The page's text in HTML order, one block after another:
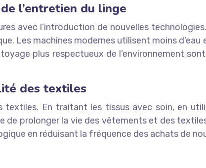
l’entretien du linge
avec l’introduction de nouvelles
Les machines modernes utilisent moins d’eau
plus respectueux de l’environnement
des textiles
En traitant les tissus avec soin, en
prolonger la vie des vêtements et des
en réduisant la fréquence des achats de